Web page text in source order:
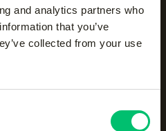
and analytics partners who
that you’ve
collected from your use
tot lokale acties: ontmoet
nieuwste collecties en
via opvallende
marketing.
Tennis